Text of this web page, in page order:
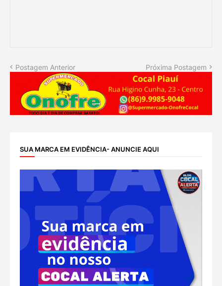
Postagem Anterior Próxima Postagem
SUA MARCA EM EVIDÊNCIA- ANUNCIE AQUI